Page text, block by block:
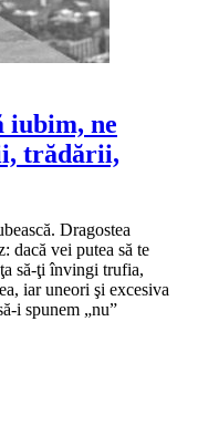
iubim, ne
trădării,
Dragostea
dacă vei putea să te
să-ţi învingi trufia,
iar uneori şi excesiva
i spunem „nu”